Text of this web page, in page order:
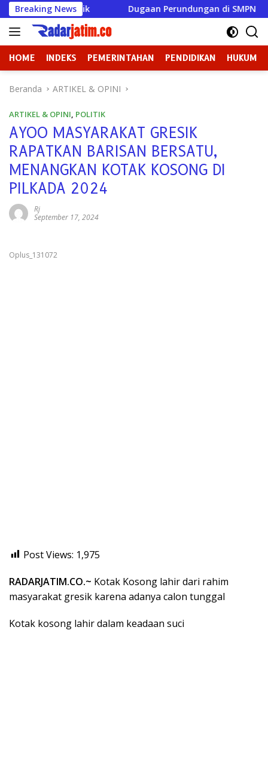
Langsung
ke
konten
Breaking News
Konflik Dugaan Perundungan di SMPN 3
HOME INDEKS PEMERINTAHAN PENDIDIKAN HUKUM
Beranda ARTIKEL & OPINI
ARTIKEL & OPINI, POLITIK
AYOO MASYARAKAT GRESIK
RAPATKAN BARISAN BERSATU,
MENANGKAN KOTAK KOSONG DI
PILKADA 2024
Rj
September 17, 2024
Oplus_131072
Post Views: 1,975
RADARJATIM.CO.~ Kotak Kosong lahir dari rahim
masyarakat gresik karena adanya calon tunggal
Kotak kosong lahir dalam keadaan suci